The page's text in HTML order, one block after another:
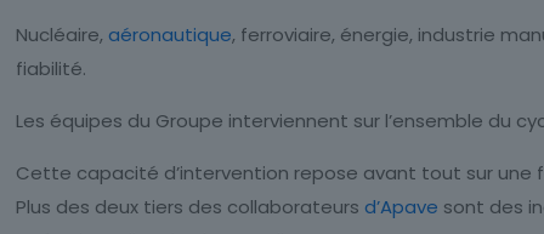
Nucléaire, aéronautique, ferroviaire, énergie, industrie
fiabilité.
Les équipes du Groupe interviennent sur l’ensemble du
Cette capacité d’intervention repose avant tout sur une
Plus des deux tiers des collaborateurs d’Apave sont des